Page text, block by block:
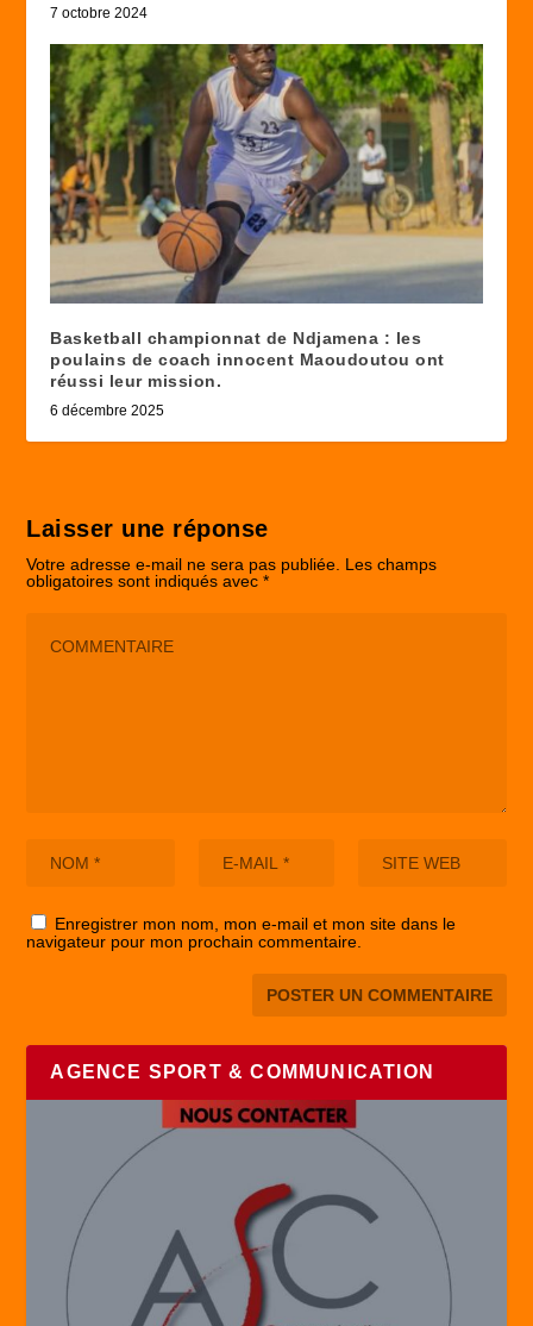
7 octobre 2024
Basketball championnat de Ndjamena : les
poulains de coach innocent Maoudoutou ont
réussi leur mission.
6 décembre 2025
Laisser une réponse
Votre adresse e-mail ne sera pas publiée. Les champs
obligatoires sont indiqués avec*
Enregistrer mon nom, mon e-mail et mon site dans le
navigateur pour mon prochain commentaire.
AGENCE SPORT & COMMUNICATION